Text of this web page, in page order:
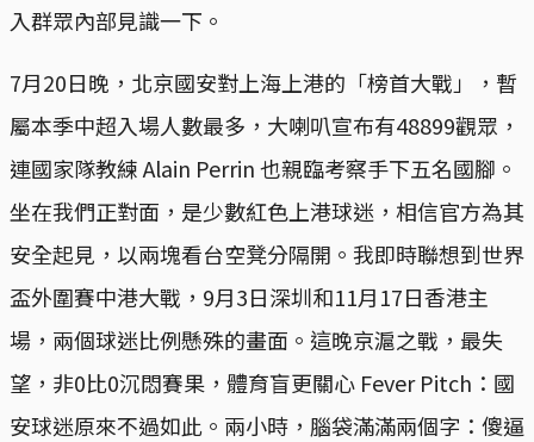
入群眾內部見識一下。
7月20日晚，北京國安對上海上港的「榜首大戰」，暫
屬本季中超入場人數最多，大喇叭宣布有48899觀眾，
連國家隊教練 Alain Perrin 也親臨考察手下五名國腳。
坐在我們正對面，是少數紅色上港球迷，相信官方為其
安全起見，以兩塊看台空凳分隔開。我即時聯想到世界
盃外圍賽中港大戰，9月3日深圳和11月17日香港主
場，兩個球迷比例懸殊的畫面。這晚京滬之戰，最失
望，非0比0沉悶賽果，體育盲更關心 Fever Pitch：國
安球迷原來不過如此。兩小時，腦袋滿滿兩個字：傻逼